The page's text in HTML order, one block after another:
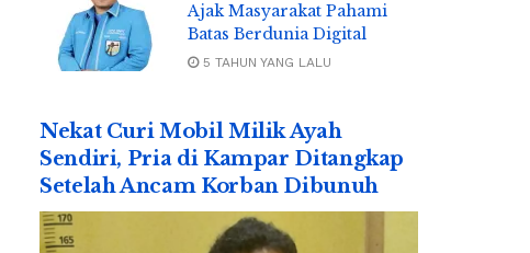
Ajak Masyarakat Pahami
Batas Berdunia Digital
5 TAHUN YANG LALU
Nekat Curi Mobil Milik Ayah
Sendiri, Pria di Kampar Ditangkap
Setelah Ancam Korban Dibunuh